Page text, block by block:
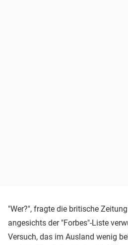
"Wer?", fragte die britische
angesichts der "Forbes"-Liste
Versuch, das im Ausland wenig